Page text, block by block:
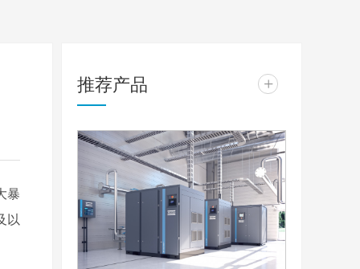
暴
以
推荐产品 +